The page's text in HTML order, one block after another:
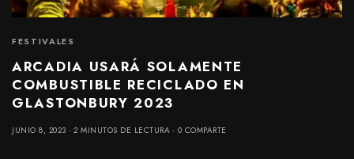
FESTIVALES
ARCADIA USARÁ SOLAMENTE
COMBUSTIBLE RECICLADO EN
GLASTONBURY 2023
JUNIO 8, 2023 2 MINUTOS DE LECTURA 0 COMPARTE